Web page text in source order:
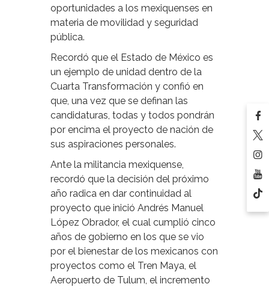
oportunidades a los mexiquenses en
materia de movilidad y seguridad
pública.
Recordó que el Estado de México es
un ejemplo de unidad dentro de la
Cuarta Transformación y confió en
que, una vez que se definan las
candidaturas, todas y todos pondrán
por encima el proyecto de nación de
sus aspiraciones personales.
Ante la militancia mexiquense,
recordó que la decisión del próximo
año radica en dar continuidad al
proyecto que inició Andrés Manuel
López Obrador, el cual cumplió cinco
años de gobierno en los que se vio
por el bienestar de los mexicanos con
proyectos como el Tren Maya, el
Aeropuerto de Tulum, el incremento